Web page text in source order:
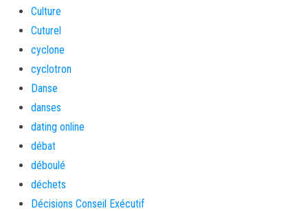
Culture
Cuturel
cyclone
cyclotron
Danse
danses
dating online
débat
déboulé
déchets
Décisions Conseil Exécutif